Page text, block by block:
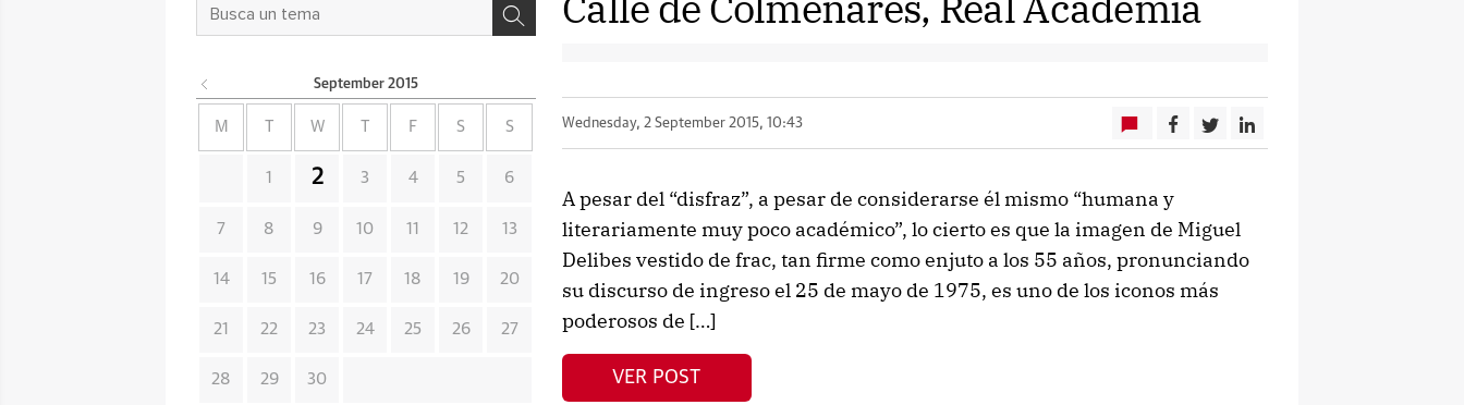
Wednesday, 2 September 2015, 10:43
A pesar del “disfraz”, a pesar de considerarse él mismo “humana y
literariamente muy poco académico”, lo cierto es que la imagen de Miguel
Delibes vestido de frac, tan firme como enjuto a los 55 años, pronunciando
su discurso de ingreso el 25 de mayo de 1975, es uno de los iconos más
poderosos de […]
VER POST
September 2015
M W F S S
1 2 3 4 5 6
7 8 9 10 11 12 13
14 15 16 17 18 19 20
21 22 23 24 25 26 27
28 29 30